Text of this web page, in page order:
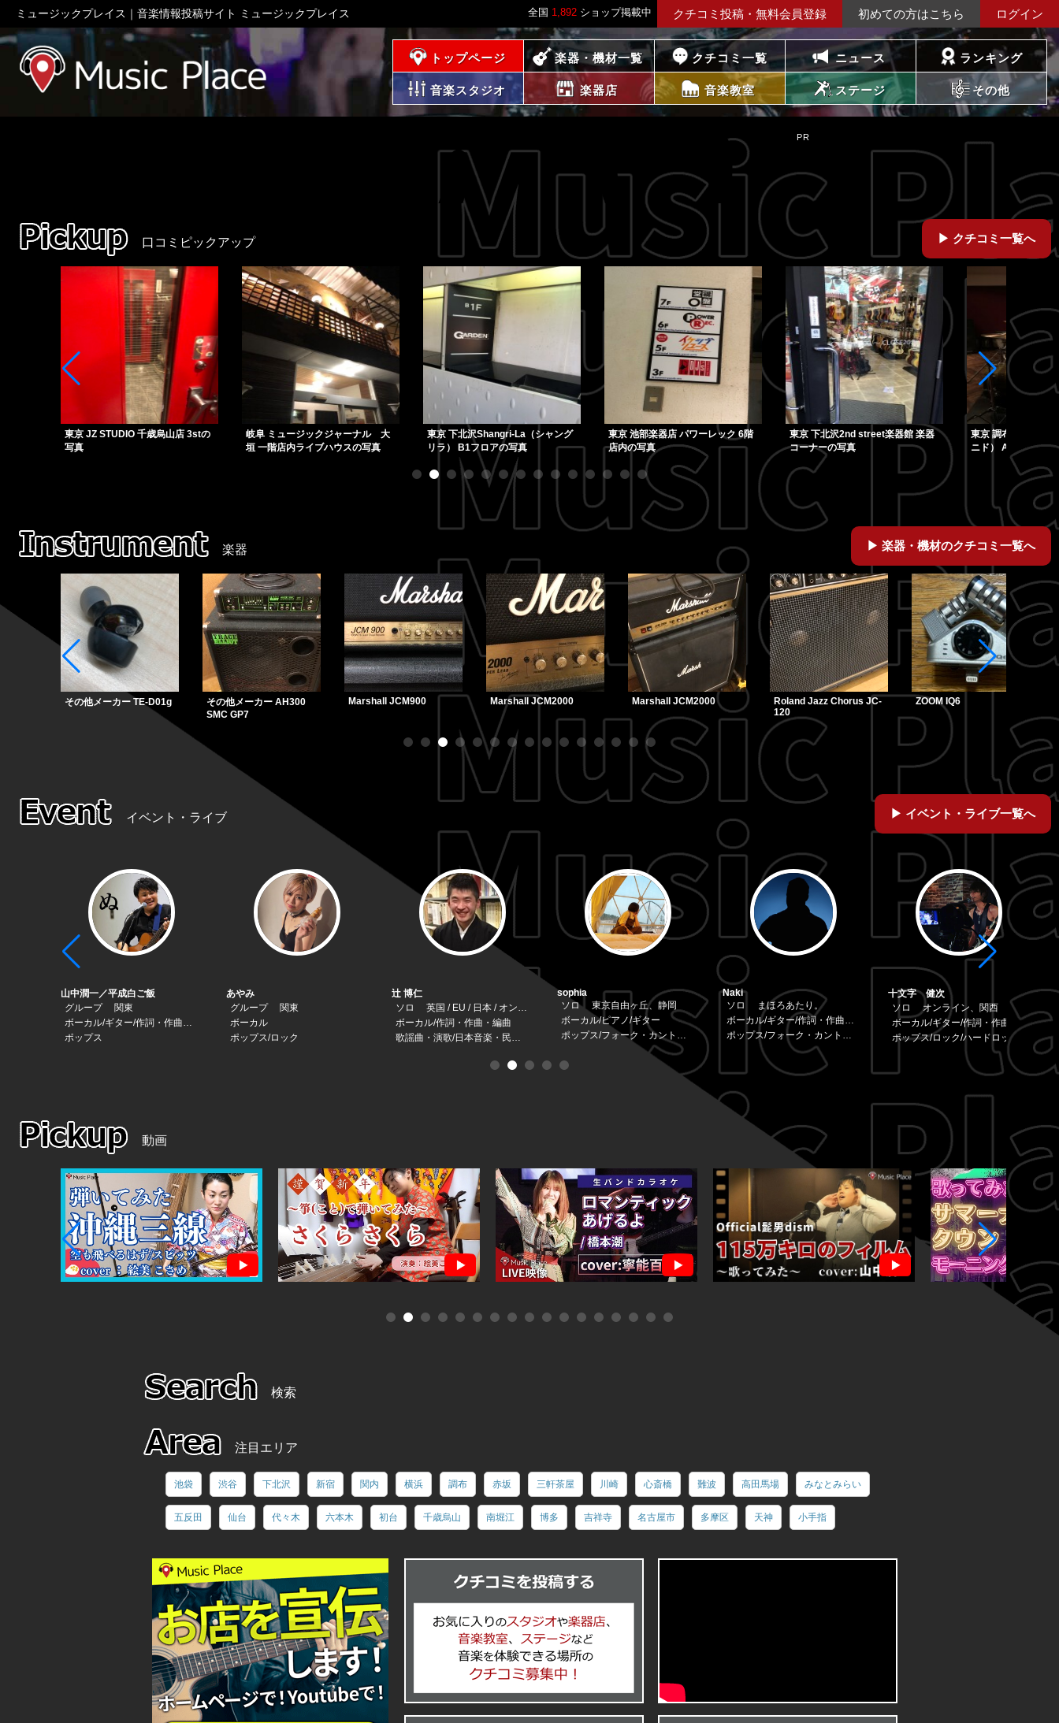
全国 1,892 ショップ掲載中 クチコミ投稿・無料会員登録 初めての方はこちら ログイン
ミュージックプレイス｜音楽情報投稿サイト ミュージックプレイス
ミュージックプレイス トップページ 楽器・機材一覧 クチコミ一覧 ニュース ランキング
音楽スタジオ 楽器店 音楽教室 ステージ その他
口コミピックアップ クチコミ一覧へ
岐阜 ミュージックジャーナル 大
垣 一階店内ライブハウスの写真
東京 下北沢Shangri-La（シャング
リラ） B1フロアの写真
東京 池部楽器店 パワーレック 6階
店内の写真
東京 下北沢2nd street楽器館 楽器
コーナーの写真
東京 調布 studio NiDO（スタジオ
ニド） Astの写真
東京 SOUND
寿 A1stの写真
楽器 楽器・機材のクチコミ一覧へ
その他メーカー TE-D01g
その他メーカー AH300
SMC GP7
Marshall JCM900 Marshall JCM2000 Marshall JCM2000
Roland Jazz Chorus JC-
120
ZOOM IQ6
イベント・ライブ イベント・ライブ一覧へ
山中潤一／平成白ご飯
グループ
関東
ボーカル/ギター/作詞・作曲・編曲
ポップス
あやみ
グループ
関東
ボーカル
ポップス/ロック
辻 博仁
ソロ
英国 / EU / 日本 / オンライン
ボーカル/作詞・作曲・編曲
歌謡曲・演歌/日本音楽・民謡/その他
sophia
ソロ
東京自由ヶ丘、静岡
ボーカル/ピアノ/ギター
ポップス/フォーク・カントリー/ブルース・ジャズ/ソウル・ファンク・Ｒ＆Ｂ
Naki
ソロ
まほろあたり。
ボーカル/ギター/作詞・作曲・編曲
ポップス/フォーク・カントリー/歌謡曲・演歌
十文字 健次
ソロ
オンライン、関西
ボーカル/ギター/作詞・作曲・編曲
ポップス/ロック/ハードロック・ヘビーメタル
動画
検索
注目エリア
池袋 渋谷 下北沢 新宿 関内 横浜 調布 赤坂 三軒茶屋 川崎 心斎橋 難波 高田馬場 みなとみらい
五反田 仙台 代々木 六本木 初台 千歳烏山 南堀江 博多 吉祥寺 名古屋市 多摩区 天神 小手指